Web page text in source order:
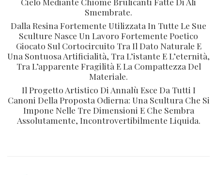
Smembrate.
Dalla Resina Fortemente Utilizzata In Tutte Le Sue
Sculture Nasce Un Lavoro Fortemente Poetico
Giocato Sul Cortocircuito Tra Il Dato Naturale E
Una Sontuosa Artificialità, Tra L’istante E L’eternità,
Tra L’apparente Fragilità E La Compattezza Del
Materiale.
Il Progetto Artistico Di Annalù Esce Da Tutti I
Canoni Della Proposta Odierna: Una Scultura Che Si
Impone Nelle Tre Dimensioni E Che Sembra
Assolutamente, Incontrovertibilmente Liquida.